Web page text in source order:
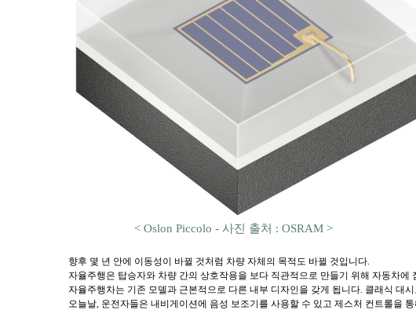
< Oslon Piccolo - 사진 출처 : OSRAM >
향후 몇 년 안에 이동성이 바뀔 것처럼 차량 자체의 목적도 바뀔 것입니다.
자율주행은 탑승자와 차량 간의 상호작용을 보다 직관적으로 만들기 위해 자동차에
자율주행차는 기존 모델과 근본적으로 다른 내부 디자인을 갖게 됩니다. 클래식 대
오늘날, 운전자들은 내비게이션에 음성 보조기를 사용할 수 있고 제스처 컨트롤을